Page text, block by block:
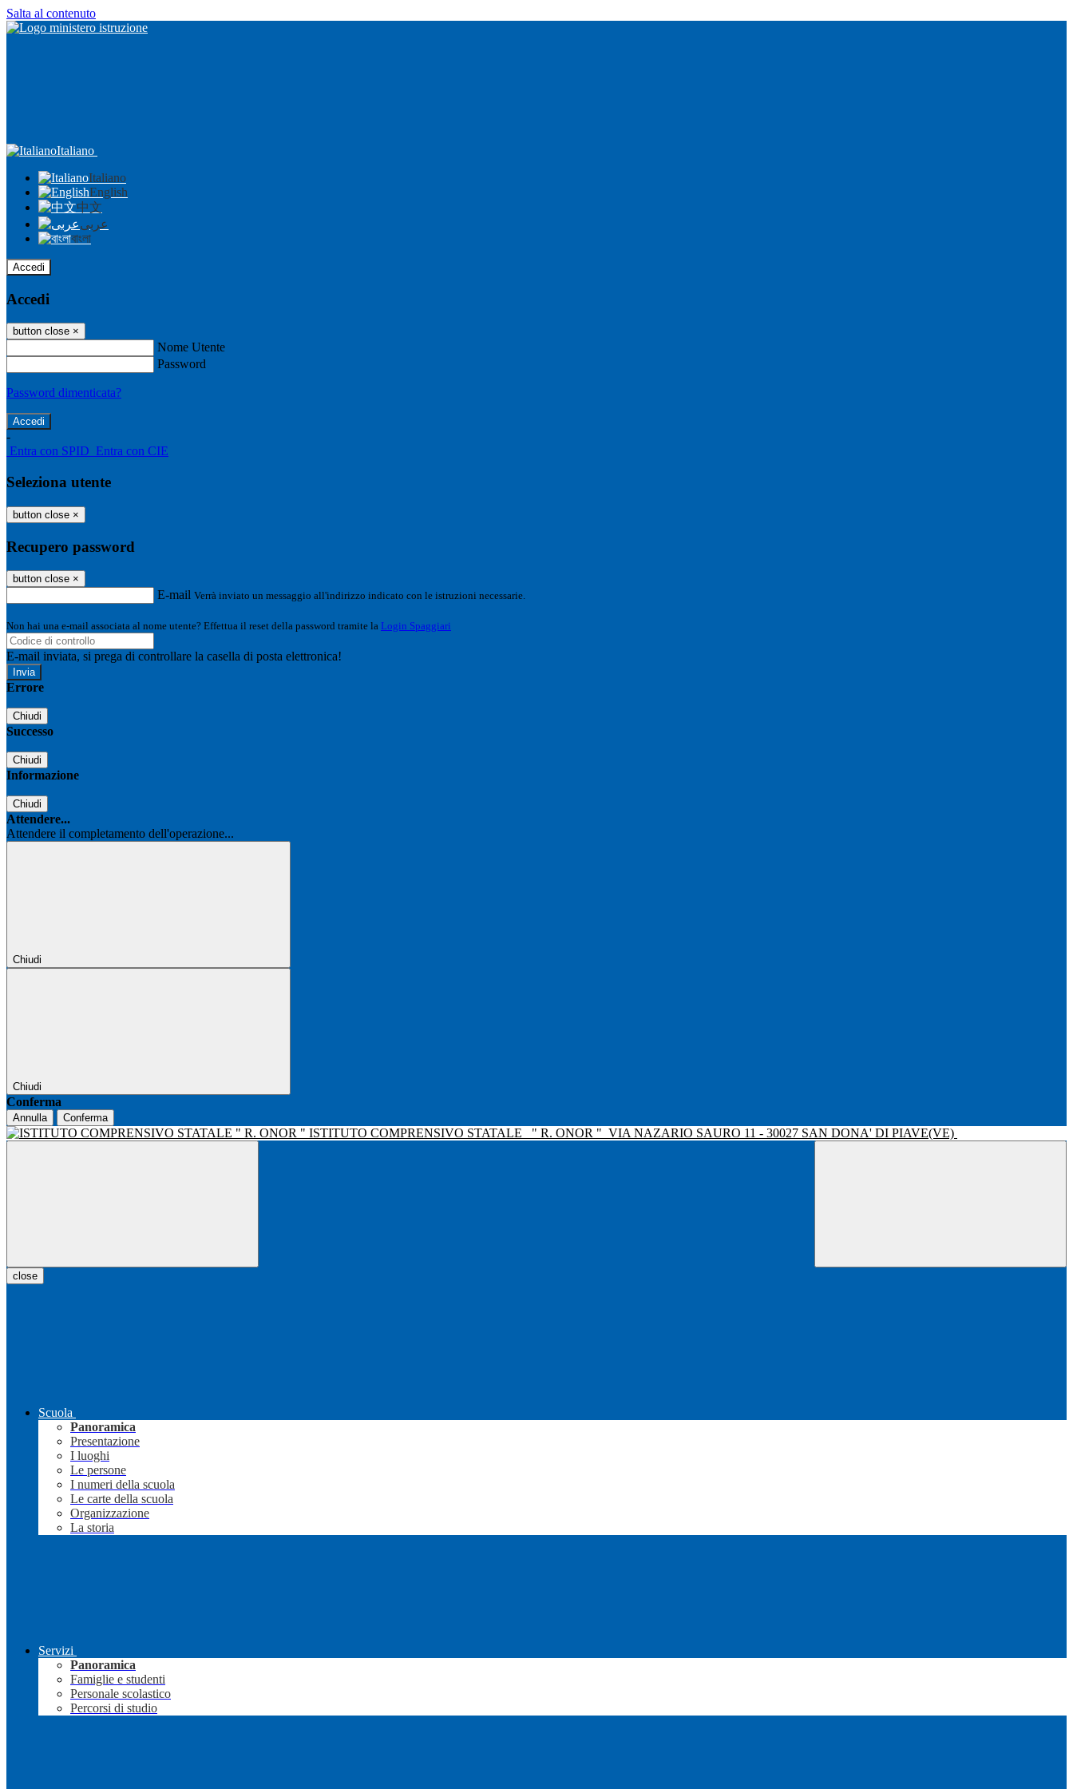
Salta al contenuto
Italiano
Italiano
English
中文
عربى
বাংলা
Accedi
Accedi
button close ×
Nome Utente
Password
Password dimenticata?
-
Entra con SPID Entra con CIE
Seleziona utente
button close ×
Recupero password
button close ×
E-mail Verrà inviato un messaggio all'indirizzo indicato con le istruzioni necessarie.
Non hai una e-mail associata al nome utente? Effettua il reset della password tramite la Login Spaggiari
E-mail inviata, si prega di controllare la casella di posta elettronica!
Errore
Chiudi
Successo
Chiudi
Informazione
Chiudi
Attendere...
Attendere il completamento dell'operazione...
Chiudi
Chiudi
Conferma
Annulla Conferma
ISTITUTO COMPRENSIVO STATALE " R. ONOR " VIA NAZARIO SAURO 11 - 30027 SAN DONA' DI PIAVE(VE)
close
Scuola
Panoramica
Presentazione
I luoghi
Le persone
I numeri della scuola
Le carte della scuola
Organizzazione
La storia
Servizi
Panoramica
Famiglie e studenti
Personale scolastico
Percorsi di studio